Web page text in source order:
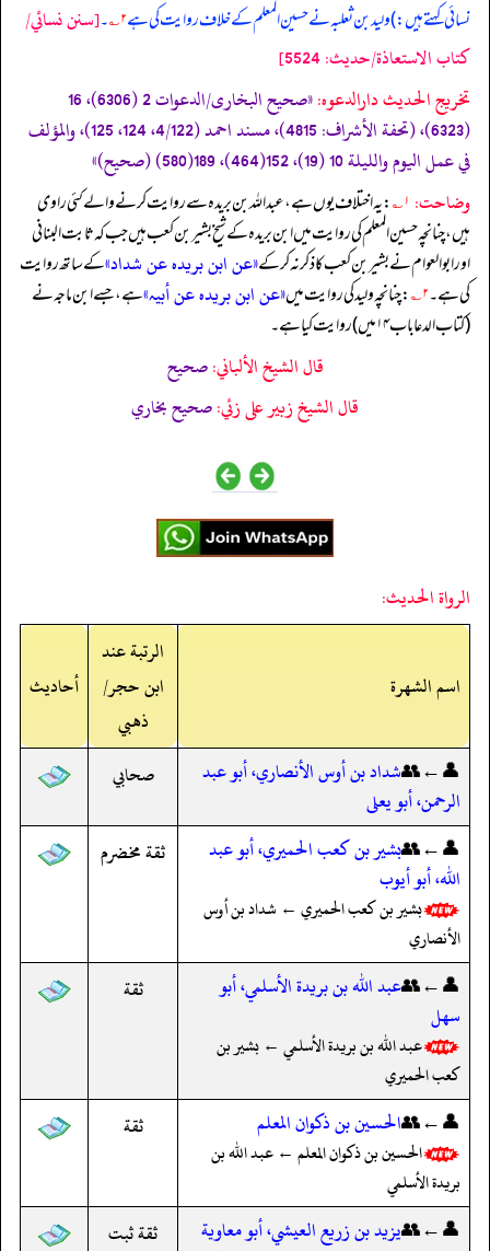
نسائی کہتے ہیں:) ولید بن ثعلبہ نے حسین المعلم کے خلاف روایت کی ہے۲؎ ۔[سنن نسائي/
كتاب الاستعاذة/حدیث: 5524]
تخریج الحدیث دارالدعوہ:
«صحیح البخاری/الدعوات 2 (6306)، 16
(6323)، (تحفة الأشراف: 4815)، مسند احمد (4/122، 124، 125)، والمؤلف
في عمل الیوم واللیلة 10 (19)، 152(464)، 189(580) (صحیح)»
وضاحت: ۱؎ : یہ اختلاف یوں ہے، عبداللہ بن بریدہ سے روایت کرنے والے کئی راوی
ہیں، چنانچہ حسین المعلم کی روایت میں ابن بریدہ کے شیخ بشیر بن کعب ہیں جب کہ ثابت البنانی
اور ابوالعوام نے بشیر بن کعب کا ذکر نہ کر کے«عن ابن بریدہ عن شداد»کے ساتھ روایت
کی ہے۔۲؎ : چنانچہ ولید کی روایت میں«عن ابن بریدہ عن أبیہ»ہے، جسے ابن ماجہ نے
(کتاب الدعا باب ۱۴ میں) روایت کیا ہے۔
قال الشيخ الألباني:صحيح
قال الشيخ زبير على زئي:صحيح بخاري
الرواة الحديث:
اسم الشهرة
الرتبة عند
ابن حجر/
ذهبي
أحاديث
👤←👥شداد بن أوس الأنصاري، أبو عبد
الرحمن، أبو يعلى
صحابي
👤←👥بشير بن كعب الحميري، أبو عبد
الله، أبو أيوب
بشير بن كعب الحميري ← شداد بن أوس
الأنصاري
ثقة مخضرم
👤←👥عبد الله بن بريدة الأسلمي، أبو
سهل
عبد الله بن بريدة الأسلمي ← بشير بن
كعب الحميري
ثقة
👤←👥الحسين بن ذكوان المعلم
الحسين بن ذكوان المعلم ← عبد الله بن
بريدة الأسلمي
ثقة
👤←👥يزيد بن زريع العيشي، أبو معاوية ثقة ثبت